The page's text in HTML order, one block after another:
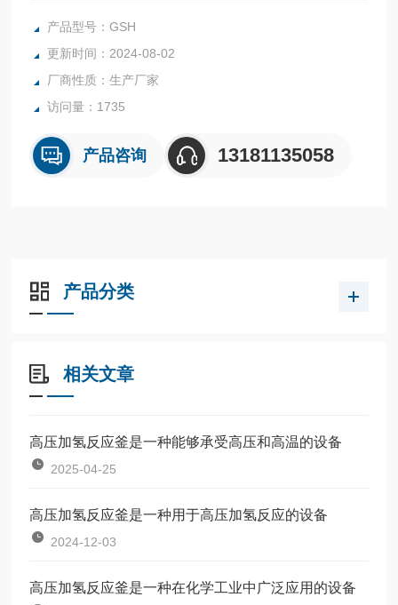
产品型号：GSH
更新时间：2024-08-02
厂商性质：生产厂家
访问量：1735
产品咨询 13181135058
产品分类
相关文章
高压加氢反应釜是一种能够承受高压和高温的设备
2025-04-25
高压加氢反应釜是一种用于高压加氢反应的设备
2024-12-03
高压加氢反应釜是一种在化学工业中广泛应用的设备